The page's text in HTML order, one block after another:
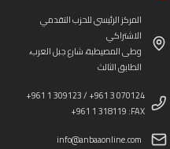
المركز الرئيسي للحزب التقدمي
الاشتراكي
وطى المصيطبة، شارع جبل العرب،
الطابق الثالث
+961 1 309123 / +961 3 070124
+961 1 318119 :FAX
info@anbaaonline.com